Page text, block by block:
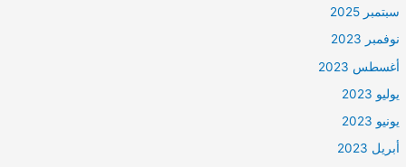
سبتمبر 2025
نوفمبر 2023
أغسطس 2023
يوليو 2023
يونيو 2023
أبريل 2023